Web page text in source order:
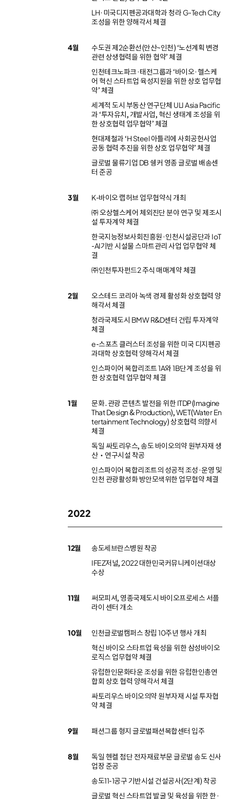
LH·미국디지펜공과대학과 청라 G-Tech City
조성을 위한 양해각서 체결
4월
수도권 제2순환선(안산~인천) ‘노선계획 변경
관련 상생협력을 위한 협약’ 체결
인천테크노파크·태전그룹과 ‘바이오·헬스케
어 혁신 스타트업 육성지원을 위한 상호 업무협
약’ 체결
세계적 도시 부동산 연구단체 ULI Asia Pacific
과 ‘투자유치, 개발사업, 혁신 생태계 조성을 위
한 상호협력 업무협약’ 체결
현대제철과 ‘H Steel 아틀리에 사회공헌사업
공동 협력 추진을 위한 상호 업무협약’ 체결
글로벌 물류기업 DB 쉥커 영종 글로벌 배송센
터 준공
3월
K-바이오 랩허브 업무협약식 개최
㈜ 오상헬스케어 체외진단 분야 연구 및 제조시
설 투자계약 체결
한국지능정보사회진흥원·인천시설공단과 IoT
-AI기반 시설물 스마트관리 사업 업무협약 체
결
㈜인천투자펀드2 주식 매매계약 체결
2월
오스테드 코리아 녹색 경제 활성화 상호협력 양
해각서 체결
청라국제도시 BMW R&D센터 건립 투자계약
체결
e-스포츠 클러스터 조성을 위한 미국 디지펜공
과대학 상호협력 양해각서 체결
인스파이어 복합리조트 1A와 1B단계 조성을 위
한 상호협력 업무협약 체결
1월
문화․관광 콘텐츠 발전을 위한 ITDP(Imagine
That Design & Production), WET(Water En
tertainment Technology) 상호협력 의향서
체결
독일 싸토리우스, 송도 바이오의약 원부자재 생
산‧연구시설 착공
인스파이어 복합리조트의 성공적 조성·운영 및
인천 관광활성화 방안모색위한 업무협약 체결
2022
12월
송도세브란스병원 착공
IFEZ저널, 2022 대한민국커뮤니케이션대상
수상
11월
써모피셔, 영종국제도시 바이오프로세스 서플
라이 센터 개소
10월
인천글로벌캠퍼스 창립 10주년 행사 개최
혁신 바이오 스타트업 육성을 위한 삼성바이오
로직스 업무협약 체결
유럽한인문화타운 조성을 위한 유럽한인총연
합회 상호 협력 양해각서 체결
싸토리우스 바이오의약 원부자재 시설 투자협
약 체결
9월 패션그룹 형지 글로벌패션복합센터 입주
8월
독일 헨켈 첨단 전자재료부문 글로벌 송도 신사
업장 준공
송도11-1공구 기반시설 건설공사(2단계) 착공
글로벌 혁신 스타트업 발굴 및 육성을 위한 한·